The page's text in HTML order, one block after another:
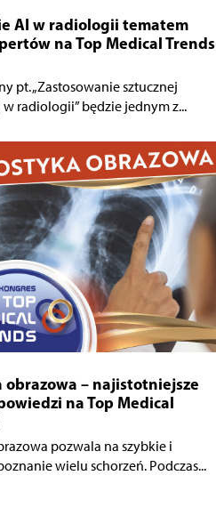
AI w radiologii tematem
na Top Medical Trends
pt. „Zastosowanie sztucznej
radiologii” będzie jednym z...
obrazowa – najistotniejsze
na Top Medical
pozwala na szybkie i
wielu schorzeń. Podczas...